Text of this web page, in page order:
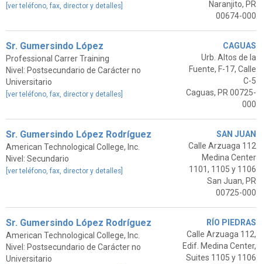
[ver teléfono, fax, director y detalles]
Naranjito, PR
00674-000
Sr. Gumersindo López
Professional Carrer Training
Nivel: Postsecundario de Carácter no
Universitario
[ver teléfono, fax, director y detalles]
CAGUAS
Urb. Altos de la
Fuente, F-17, Calle
C-5
Caguas, PR 00725-
000
Sr. Gumersindo López Rodríguez
American Technological College, Inc.
Nivel: Secundario
[ver teléfono, fax, director y detalles]
SAN JUAN
Calle Arzuaga 112
Medina Center
1101, 1105 y 1106
San Juan, PR
00725-000
Sr. Gumersindo López Rodríguez
American Technological College, Inc.
Nivel: Postsecundario de Carácter no
Universitario
RÍO PIEDRAS
Calle Arzuaga 112,
Edif. Medina Center,
Suites 1105 y 1106